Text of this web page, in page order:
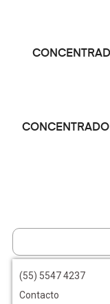
(55) 5547 4237
Contacto